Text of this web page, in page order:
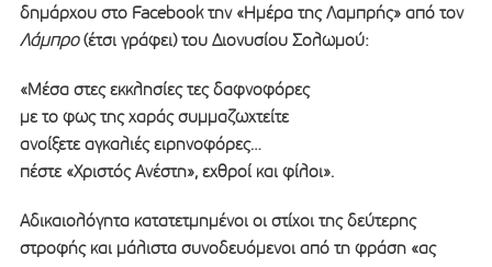
δημάρχου στο Facebook την «Ημέρα της Λαμπρής» από τον
Λάμπρο(έτσι γράφει) του Διονυσίου Σολωμού:
«Μέσα στες εκκλησίες τες δαφνοφόρες
με το φως της χαράς συμμαζωχτείτε
ανοίξετε αγκαλιές ειρηνοφόρες…
πέστε «Χριστός Ανέστη», εχθροί και φίλοι».
Αδικαιολόγητα κατατετμημένοι οι στίχοι της δεύτερης
στροφής και μάλιστα συνοδευόμενοι από τη φράση «ας